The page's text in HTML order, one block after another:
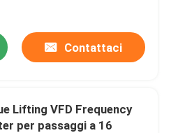
Contattaci
Lifting VFD Frequency
per passaggi a 16